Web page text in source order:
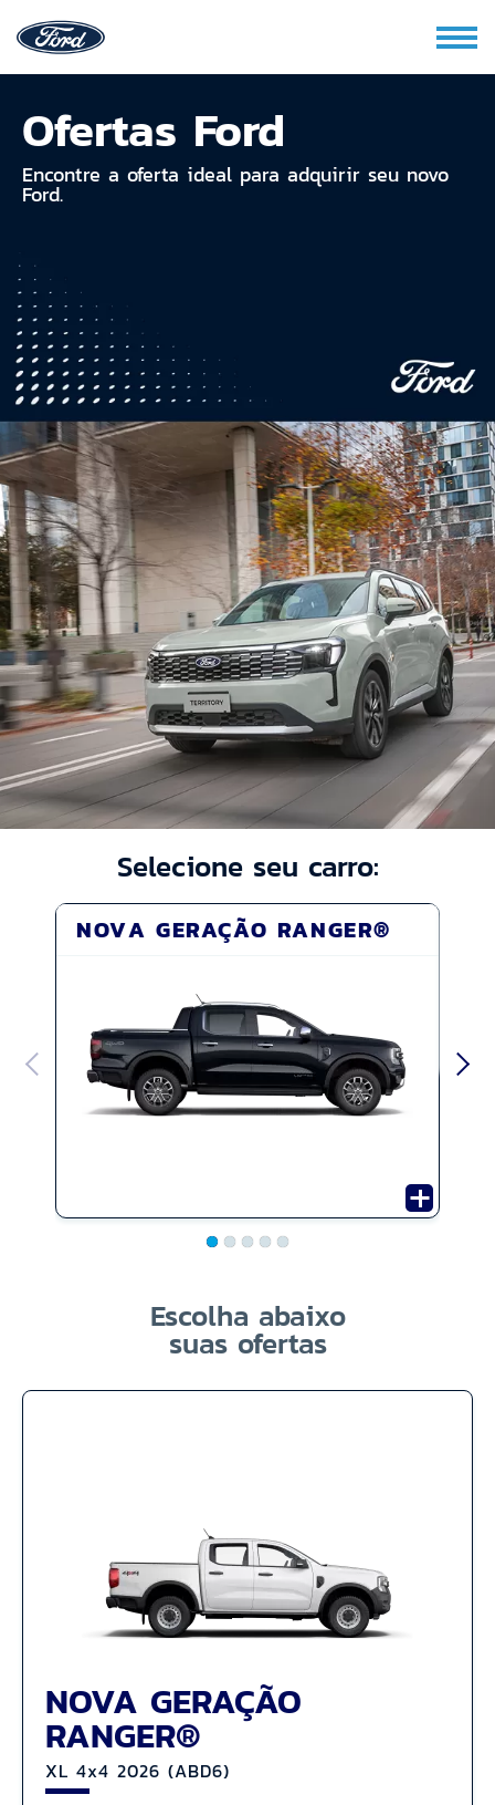
Ofertas Ford
Encontre a oferta ideal para adquirir seu novo
Ford.
Selecione seu carro:
NOVA GERAÇÃO RANGER®
Escolha abaixo
suas ofertas
NOVA GERAÇÃO
RANGER®
XL 4x4 2026 (ABD6)